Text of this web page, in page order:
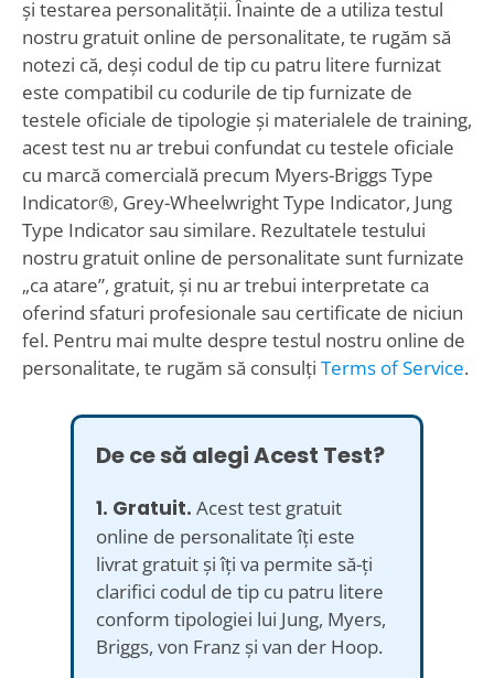
și testarea personalității. Înainte de a utiliza testul
nostru gratuit online de personalitate, te rugăm să
notezi că, deși codul de tip cu patru litere furnizat
este compatibil cu codurile de tip furnizate de
testele oficiale de tipologie și materialele de training,
acest test nu ar trebui confundat cu testele oficiale
cu marcă comercială precum Myers-Briggs Type
Indicator®, Grey-Wheelwright Type Indicator, Jung
Type Indicator sau similare. Rezultatele testului
nostru gratuit online de personalitate sunt furnizate
„ca atare”, gratuit, și nu ar trebui interpretate ca
oferind sfaturi profesionale sau certificate de niciun
fel. Pentru mai multe despre testul nostru online de
personalitate, te rugăm să consulți Terms of Service.
De ce să alegi Acest Test?
1. Gratuit. Acest test gratuit
online de personalitate îți este
livrat gratuit și îți va permite să-ți
clarifici codul de tip cu patru litere
conform tipologiei lui Jung, Myers,
Briggs, von Franz și van der Hoop.